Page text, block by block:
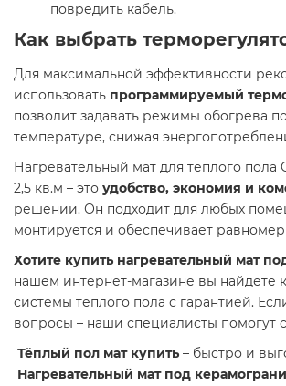
повредить кабель.
Как выбрать
Для максимальной эффективности
использовать программируемый
позволит задавать режимы обогрева
температуре, снижая
Нагревательный мат для теплого пола
2,5 кв.м – это удобство, экономия и
решении. Он подходит для любых
монтируется и обеспечивает
Хотите купить нагревательный мат
нашем интернет-магазине вы найдёте
системы тёплого пола с гарантией.
вопросы – наши специалисты помогут
Тёплый пол мат купить – быстро и
Нагревательный мат под